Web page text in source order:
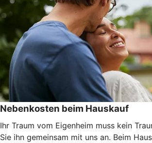
Nebenkosten beim Hauskauf
Ihr Traum vom Eigenheim muss kein
Sie ihn gemeinsam mit uns an. Beim